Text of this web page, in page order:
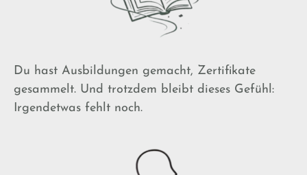
Du hast Ausbildungen gemacht, Zertifikate
gesammelt. Und trotzdem bleibt dieses Gefühl:
Irgendetwas fehlt noch.